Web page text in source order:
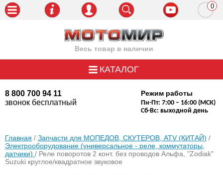
Весь товар в наличии
8 800 700 94 11
звонок бесплатный
Режим работы
Пн-Пт: 7:00 – 16:00 (МСК)
Сб-Вс: выходной день
0
КАТАЛОГ
Главная / Запчасти для МОПЕДОВ, СКУТЕРОВ, ATV (КИТАЙ) /
Электрооборудование (универсальное - реле, коммутаторы,
датчики) / Реле поворотов 2 конт. без проводов Альфа, "Zodiak"
Suzuki круглое/квадратное звуковое